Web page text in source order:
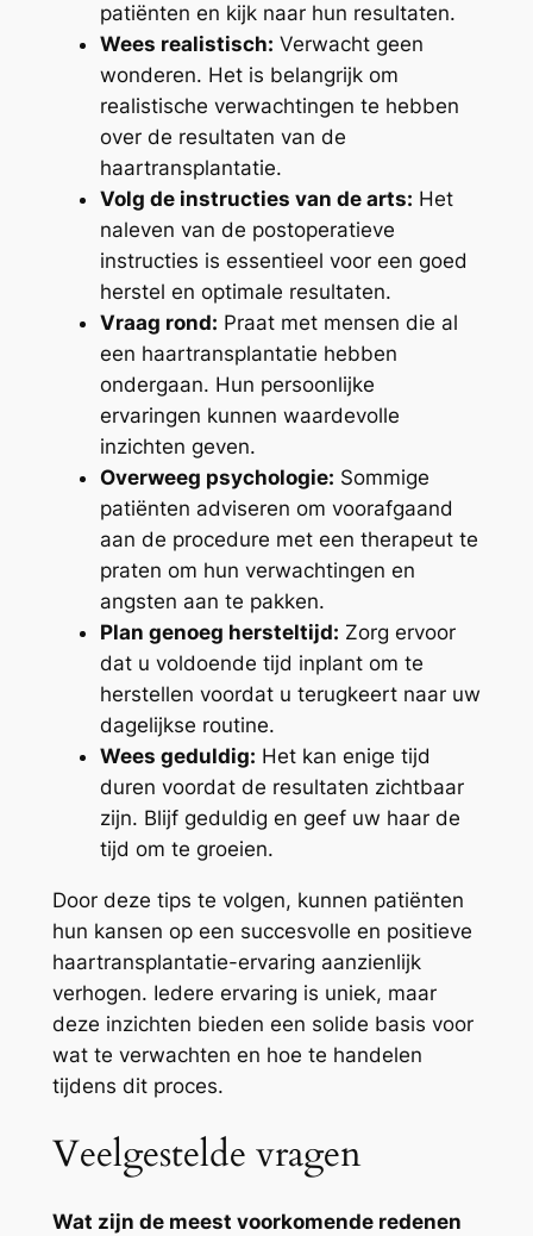
patiënten en kijk naar hun resultaten.
Wees realistisch: Verwacht geen
wonderen. Het is belangrijk om
realistische verwachtingen te hebben
over de resultaten van de
haartransplantatie.
Volg de instructies van de arts: Het
naleven van de postoperatieve
instructies is essentieel voor een goed
herstel en optimale resultaten.
Vraag rond: Praat met mensen die al
een haartransplantatie hebben
ondergaan. Hun persoonlijke
ervaringen kunnen waardevolle
inzichten geven.
Overweeg psychologie: Sommige
patiënten adviseren om voorafgaand
aan de procedure met een therapeut te
praten om hun verwachtingen en
angsten aan te pakken.
Plan genoeg hersteltijd: Zorg ervoor
dat u voldoende tijd inplant om te
herstellen voordat u terugkeert naar uw
dagelijkse routine.
Wees geduldig: Het kan enige tijd
duren voordat de resultaten zichtbaar
zijn. Blijf geduldig en geef uw haar de
tijd om te groeien.
Door deze tips te volgen, kunnen patiënten
hun kansen op een succesvolle en positieve
haartransplantatie-ervaring aanzienlijk
verhogen. Iedere ervaring is uniek, maar
deze inzichten bieden een solide basis voor
wat te verwachten en hoe te handelen
tijdens dit proces.
Veelgestelde vragen
Wat zijn de meest voorkomende redenen